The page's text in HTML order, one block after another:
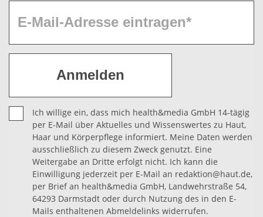
Ich willige ein, dass mich health&media GmbH 14-tägig
per E-Mail über Aktuelles und Wissenswertes zu Haut,
Haar und Körperpflege informiert. Meine Daten werden
ausschließlich zu diesem Zweck genutzt. Eine
Weitergabe an Dritte erfolgt nicht. Ich kann die
Einwilligung jederzeit per E-Mail an redaktion@haut.de,
per Brief an health&media GmbH, Landwehrstraße 54,
64293 Darmstadt oder durch Nutzung des in den E-
Mails enthaltenen Abmeldelinks widerrufen.